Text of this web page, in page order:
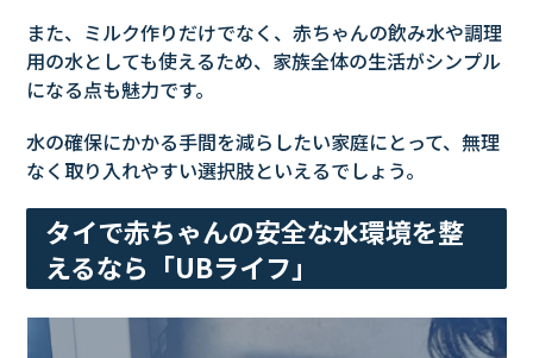
また、ミルク作りだけでなく、赤ちゃんの飲み水や調理
用の水としても使えるため、家族全体の生活がシンプル
になる点も魅力です。
水の確保にかかる手間を減らしたい家庭にとって、無理
なく取り入れやすい選択肢といえるでしょう。
タイで赤ちゃんの安全な水環境を整
えるなら「UBライフ」